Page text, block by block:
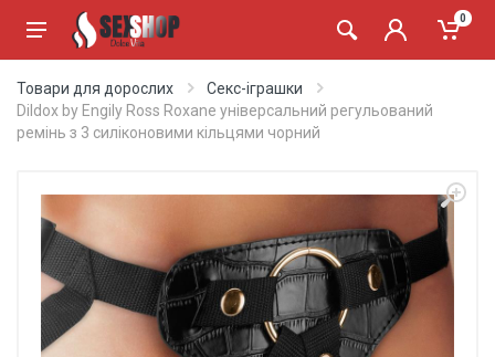
0
Товари для дорослих
Секс-іграшки
Dildox by Engily Ross Roxane універсальний регульований
ремінь з 3 силіконовими кільцями чорний